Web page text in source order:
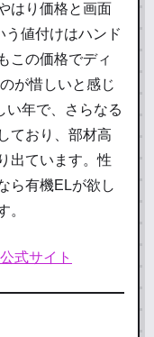
はり価格と画面
う値付けはハンド
この価格でディ
が惜しいと感じ
い年で、さらなる
ており、部材高
出ています。性
ら有機ELが欲し
。
式サイト